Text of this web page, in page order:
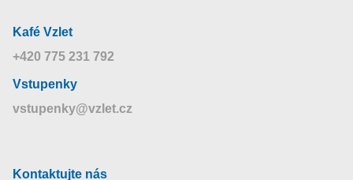
Kafé Vzlet
+420 775 231 792
Vstupenky
vstupenky@vzlet.cz
Kontaktujte nás